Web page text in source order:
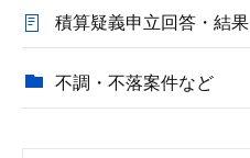
積算疑義申立回答・結果
不調・不落案件など